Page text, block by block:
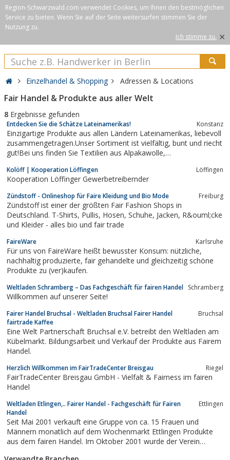
Region-Schwarzwald.com verwendet Cookies, um Ihnen den bestmöglichen
Service zu bieten. Wenn Sie auf der Seite weitersurfen stimmen Sie der
Nutzung zu.
Ich stimme zu. ×
Einzelhandel & Shopping Adressen & Locations
Fair Handel & Produkte aus aller Welt
8 Ergebnisse gefunden
Entdecken Sie die Schätze Lateinamerikas! Konstanz
Einzigartige Produkte aus allen Ländern Lateinamerikas, liebevoll
zusammengetragen.Unser Sortiment ist vielfältig, bunt und riecht
gut!Bei uns finden Sie Textilien aus Alpakawolle,
Alpakawolle zum Selberstricken, Taschen, Panama-Hüte,
handbestickte Gürtel,...
Kolöff | Kooperation Löffingen Löffingen
Kooperation Löffinger Gewerbetreibernder
Zündstoff - Onlineshop für Faire Kleidung und Bio Mode Freiburg
Zündstoff ist einer der größten Fair Fashion Shops in
Deutschland. T-Shirts, Pullis, Hosen, Schuhe, Jacken, R&ouml;cke
und Kleider - alles bio und fair trade
FaireWare Karlsruhe
Für uns von FaireWare heißt bewusster Konsum: nützliche,
nachhaltig produzierte, fair gehandelte und gleichzeitig schöne
Produkte zu (ver)kaufen.
Weltladen Schramberg – Das Fachgeschäft für fairen Handel Schramberg
Willkommen auf unserer Seite!
Fairer Handel Bruchsal - Weltladen Bruchsal Fairer Handel
fairtrade Kaffee
Bruchsal
Eine Welt Partnerschaft Bruchsal e.V. betreibt den Weltladen am
Kübelmarkt. Bildungsarbeit und Verkauf der Produkte aus Fairem
Handel.
Herzlich Willkommen im FairTradeCenter Breisgau Riegel
FairTradeCenter Breisgau GmbH - Vielfalt & Fairness im fairen
Handel
Weltladen Etlingen,.. Fairer Handel - Fachgeschäft für Fairen
Handel
Ettlingen
Seit Mai 2001 verkauft eine Gruppe von ca. 15 Frauen und
Männern monatlich auf dem Wochenmarkt Ettlingen Produkte
aus dem fairen Handel. Im Oktober 2001 wurde der Verein